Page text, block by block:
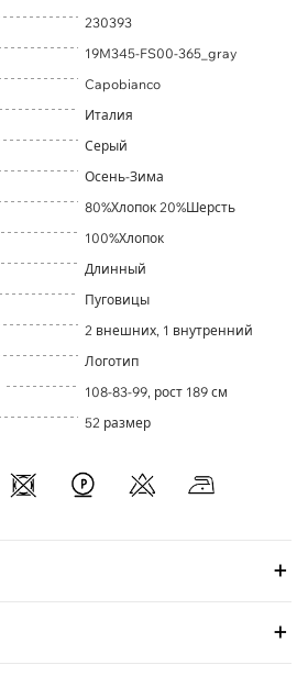
230393
19M345-FS00-365_gray
Capobianco
Италия
Серый
Осень-Зима
80%Хлопок 20%Шерсть
100%Хлопок
Длинный
Пуговицы
2 внешних, 1 внутренний
Логотип
108-83-99, рост 189 см
52 размер